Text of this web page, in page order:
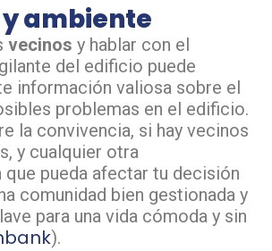
ambiente
vecinos y hablar con el
del edificio puede
información valiosa sobre el
problemas en el edificio.
la convivencia, si hay vecinos
y cualquier otra
pueda afectar tu decisión
comunidad bien gestionada y
para una vida cómoda y sin
)​.